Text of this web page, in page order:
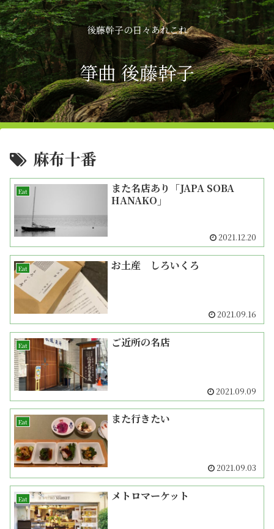
後藤幹子の日々あれこれ
箏曲 後藤幹子
麻布十番
Eat
また名店あり「JAPA SOBA
HANAKO」
2021.12.20
Eat お土産 しろいくろ
2021.09.16
Eat ご近所の名店
2021.09.09
Eat また行きたい
2021.09.03
Eat メトロマーケット